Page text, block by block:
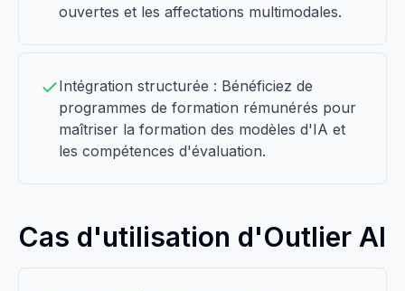
ouvertes et les affectations multimodales.
Intégration structurée : Bénéficiez de
programmes de formation rémunérés pour
maîtriser la formation des modèles d'IA et
les compétences d'évaluation.
Cas d'utilisation d'Outlier AI